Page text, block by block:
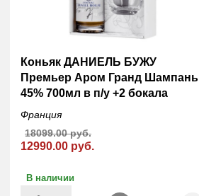
Коньяк ДАНИЕЛЬ БУЖУ
Премьер Аром Гранд Шампань
45% 700мл в п/у +2 бокала
Франция
12990.00 руб.
18099.00 руб.
В наличии